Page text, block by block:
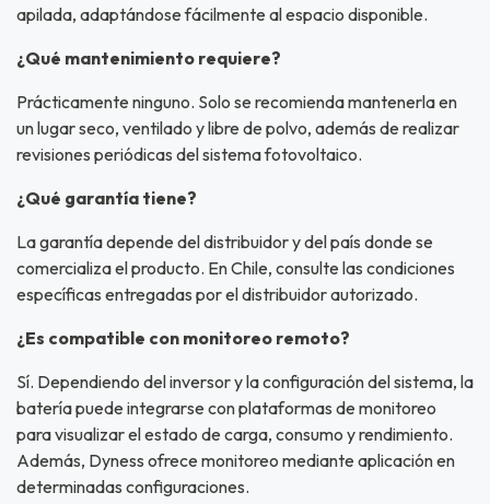
apilada, adaptándose fácilmente al espacio disponible.
¿Qué mantenimiento requiere?
Prácticamente ninguno. Solo se recomienda mantenerla en
un lugar seco, ventilado y libre de polvo, además de realizar
revisiones periódicas del sistema fotovoltaico.
¿Qué garantía tiene?
La garantía depende del distribuidor y del país donde se
comercializa el producto. En Chile, consulte las condiciones
específicas entregadas por el distribuidor autorizado.
¿Es compatible con monitoreo remoto?
Sí. Dependiendo del inversor y la configuración del sistema, la
batería puede integrarse con plataformas de monitoreo
para visualizar el estado de carga, consumo y rendimiento.
Además, Dyness ofrece monitoreo mediante aplicación en
determinadas configuraciones.